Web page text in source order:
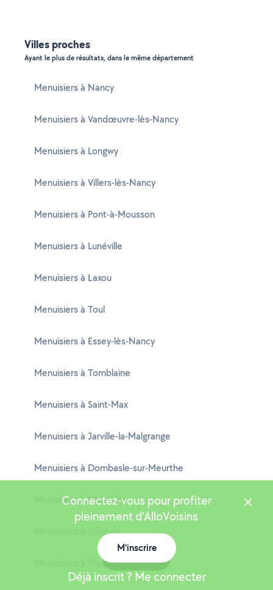
Villes proches
Ayant le plus de résultats, dans le même département
Menuisiers à Nancy
Menuisiers à Vandœuvre-lès-Nancy
Menuisiers à Longwy
Menuisiers à Villers-lès-Nancy
Menuisiers à Pont-à-Mousson
Menuisiers à Lunéville
Menuisiers à Laxou
Menuisiers à Toul
Menuisiers à Essey-lès-Nancy
Menuisiers à Tomblaine
Menuisiers à Saint-Max
Menuisiers à Jarville-la-Malgrange
Menuisiers à Dombasle-sur-Meurthe
Menuisiers à Malzéville
Menuisiers à Villerupt
Menuisiers à Maxéville
Connectez-vous pour profiter
pleinement d'AlloVoisins
M'inscrire
Déjà inscrit ? Me connecter